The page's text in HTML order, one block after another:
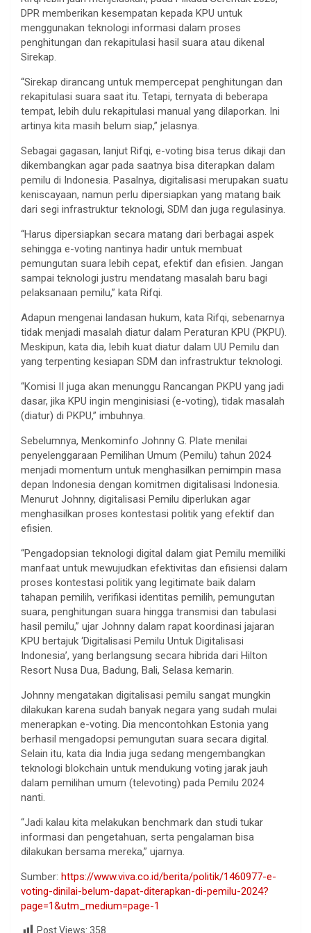
DPR memberikan kesempatan kepada KPU untuk
menggunakan teknologi informasi dalam proses
penghitungan dan rekapitulasi hasil suara atau dikenal
Sirekap.
“Sirekap dirancang untuk mempercepat penghitungan dan
rekapitulasi suara saat itu. Tetapi, ternyata di beberapa
tempat, lebih dulu rekapitulasi manual yang dilaporkan. Ini
artinya kita masih belum siap,” jelasnya.
Sebagai gagasan, lanjut Rifqi, e-voting bisa terus dikaji dan
dikembangkan agar pada saatnya bisa diterapkan dalam
pemilu di Indonesia. Pasalnya, digitalisasi merupakan suatu
keniscayaan, namun perlu dipersiapkan yang matang baik
dari segi infrastruktur teknologi, SDM dan juga regulasinya.
“Harus dipersiapkan secara matang dari berbagai aspek
sehingga e-voting nantinya hadir untuk membuat
pemungutan suara lebih cepat, efektif dan efisien. Jangan
sampai teknologi justru mendatang masalah baru bagi
pelaksanaan pemilu,” kata Rifqi.
Adapun mengenai landasan hukum, kata Rifqi, sebenarnya
tidak menjadi masalah diatur dalam Peraturan KPU (PKPU).
Meskipun, kata dia, lebih kuat diatur dalam UU Pemilu dan
yang terpenting kesiapan SDM dan infrastruktur teknologi.
“Komisi II juga akan menunggu Rancangan PKPU yang jadi
dasar, jika KPU ingin menginisiasi (e-voting), tidak masalah
(diatur) di PKPU,” imbuhnya.
Sebelumnya, Menkominfo Johnny G. Plate menilai
penyelenggaraan Pemilihan Umum (Pemilu) tahun 2024
menjadi momentum untuk menghasilkan pemimpin masa
depan Indonesia dengan komitmen digitalisasi Indonesia.
Menurut Johnny, digitalisasi Pemilu diperlukan agar
menghasilkan proses kontestasi politik yang efektif dan
efisien.
“Pengadopsian teknologi digital dalam giat Pemilu memiliki
manfaat untuk mewujudkan efektivitas dan efisiensi dalam
proses kontestasi politik yang legitimate baik dalam
tahapan pemilih, verifikasi identitas pemilih, pemungutan
suara, penghitungan suara hingga transmisi dan tabulasi
hasil pemilu,” ujar Johnny dalam rapat koordinasi jajaran
KPU bertajuk ‘Digitalisasi Pemilu Untuk Digitalisasi
Indonesia’, yang berlangsung secara hibrida dari Hilton
Resort Nusa Dua, Badung, Bali, Selasa kemarin.
Johnny mengatakan digitalisasi pemilu sangat mungkin
dilakukan karena sudah banyak negara yang sudah mulai
menerapkan e-voting. Dia mencontohkan Estonia yang
berhasil mengadopsi pemungutan suara secara digital.
Selain itu, kata dia India juga sedang mengembangkan
teknologi blokchain untuk mendukung voting jarak jauh
dalam pemilihan umum (televoting) pada Pemilu 2024
nanti.
“Jadi kalau kita melakukan benchmark dan studi tukar
informasi dan pengetahuan, serta pengalaman bisa
dilakukan bersama mereka,” ujarnya.
Sumber: https://www.viva.co.id/berita/politik/1460977-e-
voting-dinilai-belum-dapat-diterapkan-di-pemilu-2024?
page=1&utm_medium=page-1
Post Views: 358